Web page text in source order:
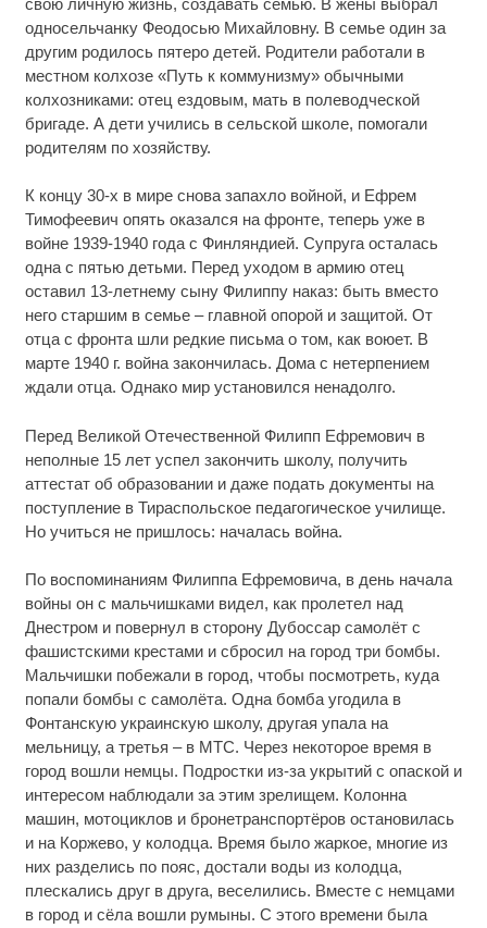
свою личную жизнь, создавать семью. В жёны выбрал
односельчанку Феодосью Михайловну. В семье один за
другим родилось пятеро детей. Родители работали в
местном колхозе «Путь к коммунизму» обычными
колхозниками: отец ездовым, мать в полеводческой
бригаде. А дети учились в сельской школе, помогали
родителям по хозяйству.
К концу 30-х в мире снова запахло войной, и Ефрем
Тимофеевич опять оказался на фронте, теперь уже в
войне 1939-1940 года с Финляндией. Супруга осталась
одна с пятью детьми. Перед уходом в армию отец
оставил 13-летнему сыну Филиппу наказ: быть вместо
него старшим в семье – главной опорой и защитой. От
отца с фронта шли редкие письма о том, как воюет. В
марте 1940 г. война закончилась. Дома с нетерпением
ждали отца. Однако мир установился ненадолго.
Перед Великой Отечественной Филипп Ефремович в
неполные 15 лет успел закончить школу, получить
аттестат об образовании и даже подать документы на
поступление в Тираспольское педагогическое училище.
Но учиться не пришлось: началась война.
По воспоминаниям Филиппа Ефремовича, в день начала
войны он с мальчишками видел, как пролетел над
Днестром и повернул в сторону Дубоссар самолёт с
фашистскими крестами и сбросил на город три бомбы.
Мальчишки побежали в город, чтобы посмотреть, куда
попали бомбы с самолёта. Одна бомба угодила в
Фонтанскую украинскую школу, другая упала на
мельницу, а третья – в МТС. Через некоторое время в
город вошли немцы. Подростки из-за укрытий с опаской и
интересом наблюдали за этим зрелищем. Колонна
машин, мотоциклов и бронетранспортёров остановилась
и на Коржево, у колодца. Время было жаркое, многие из
них разделись по пояс, достали воды из колодца,
плескались друг в друга, веселились. Вместе с немцами
в город и сёла вошли румыны. С этого времени была